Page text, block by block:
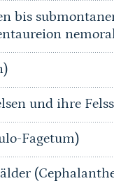
bis
und ihre
Fagetum)